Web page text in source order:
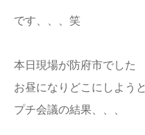
です、、、笑
本日現場が防府市でした
お昼になりどこにしよう
プチ会議の結果、、、